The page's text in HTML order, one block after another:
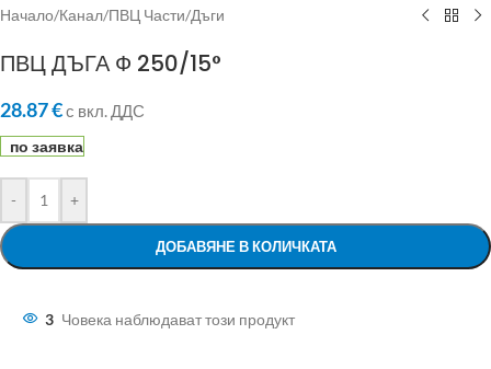
Начало/Канал/ПВЦ Части/Дъги
ПВЦ ДЪГА Ф 250/15°
28.87€с вкл. ДДС
по заявка
- +
ДОБАВЯНЕ В КОЛИЧКАТА
3 Човека наблюдават този продукт